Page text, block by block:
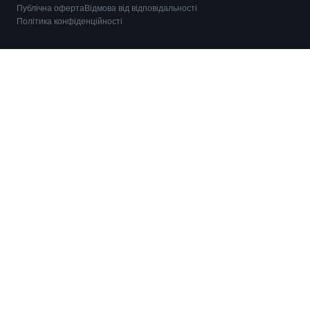
Публічна офертаВідмова від відповідальності
Політика конфіденційності